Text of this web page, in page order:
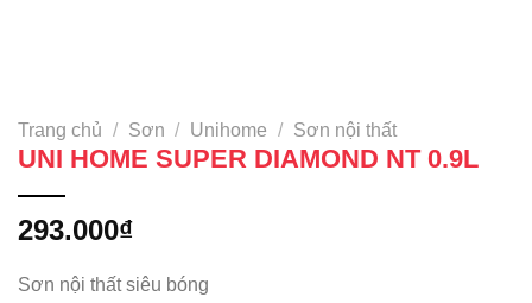
Trang chủ / Sơn / Unihome / Sơn nội thất
UNI HOME SUPER DIAMOND NT 0.9L
293.000₫
Sơn nội thất siêu bóng